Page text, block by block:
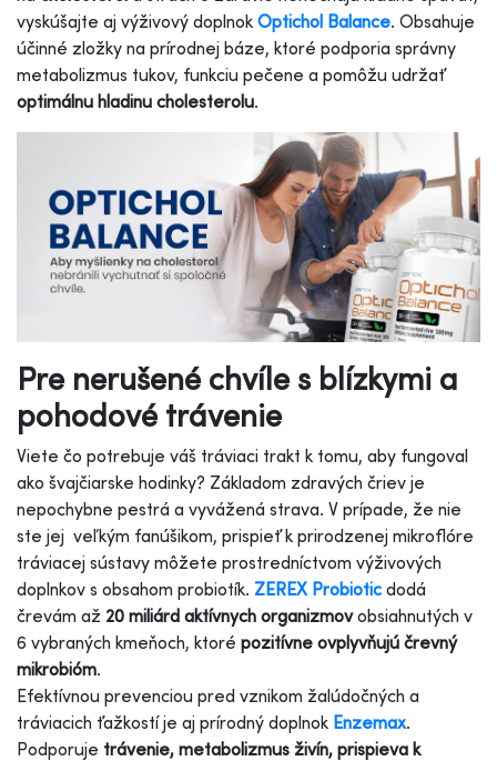
vyskúšajte aj výživový doplnok Optichol Balance. Obsahuje
účinné zložky na prírodnej báze, ktoré podporia správny
metabolizmus tukov, funkciu pečene a pomôžu udržať
optimálnu hladinu cholesterolu.
Pre nerušené chvíle s blízkymi a
pohodové trávenie
Viete čo potrebuje váš tráviaci trakt k tomu, aby fungoval
ako švajčiarske hodinky? Základom zdravých čriev je
nepochybne pestrá a vyvážená strava. V prípade, že nie
ste jej veľkým fanúšikom, prispieť k prirodzenej mikroflóre
tráviacej sústavy môžete prostredníctvom výživových
doplnkov s obsahom probiotík. ZEREX Probioticdodá
črevám až 20 miliárd aktívnych organizmovobsiahnutých v
6 vybraných kmeňoch, ktoré pozitívne ovplyvňujú črevný
mikrobióm.
Efektívnou prevenciou pred vznikom žalúdočných a
tráviacich ťažkostí je aj prírodný doplnok Enzemax.
Podporuje trávenie, metabolizmus živín, prispieva k